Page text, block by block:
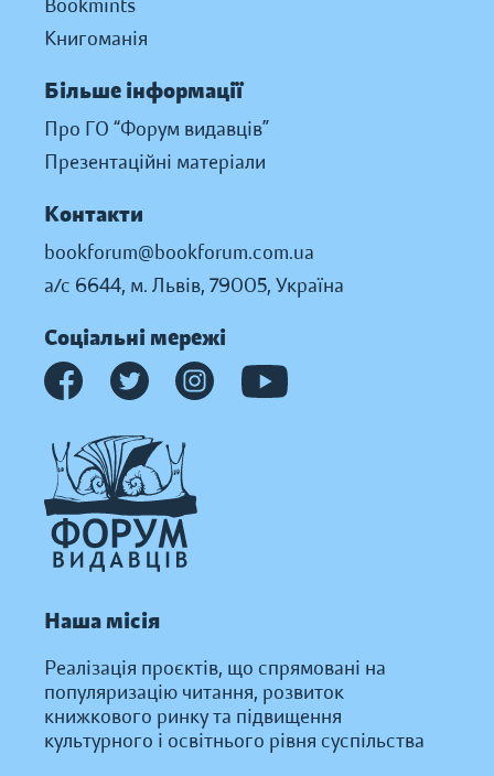
Bookmints
Книгоманія
Більше інформації
Про ГО “Форум видавців”
Презентаційні матеріали
Контакти
bookforum@bookforum.com.ua
а/с 6644, м. Львів, 79005, Україна
Соціальні мережі
Наша місія
Реалізація проєктів, що спрямовані на
популяризацію читання, розвиток
книжкового ринку та підвищення
культурного і освітнього рівня суспільства